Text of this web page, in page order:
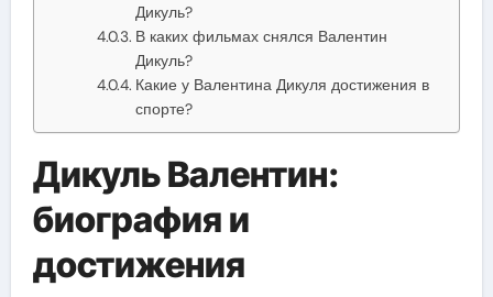
Дикуль?
В каких фильмах снялся Валентин
Дикуль?
Какие у Валентина Дикуля достижения в
спорте?
Дикуль Валентин:
биография и
достижения